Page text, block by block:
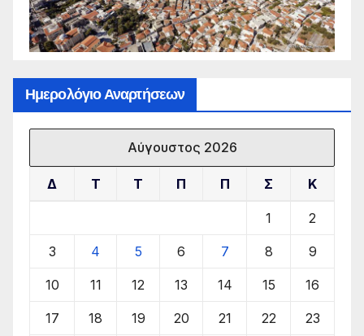
Ημερολόγιο Αναρτήσεων
Αύγουστος 2026
Δ Τ Τ Π Π Σ Κ
1 2
3 4 5 6 7 8 9
10 11 12 13 14 15 16
17 18 19 20 21 22 23